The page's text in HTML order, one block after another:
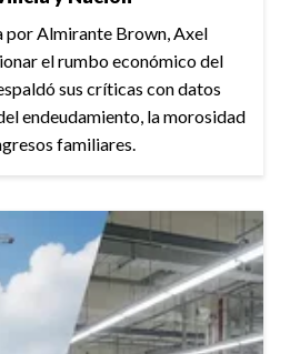
por Almirante Brown, Axel
el rumbo económico del
sus críticas con datos
endeudamiento, la morosidad
familiares.